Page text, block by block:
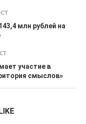
млн рублей на
участие в
смыслов»